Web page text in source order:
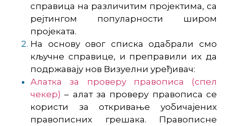
справица на различитим пројектима, са
рејтингом популарности широм
пројеката.
На основу овог списка одабрали смо
кључне справице, и преправили их да
подржавају нов Визуелни уређивач:
Алатка за проверу правописа (спел
чекер) – алат за проверу правописа се
користи за откривање уобичајених
правописних грешака. Правописне